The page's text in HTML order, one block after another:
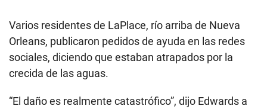
Varios residentes de LaPlace, río arriba de Nueva
Orleans, publicaron pedidos de ayuda en las redes
sociales, diciendo que estaban atrapados por la
crecida de las aguas.
“El daño es realmente catastrófico”, dijo Edwards a